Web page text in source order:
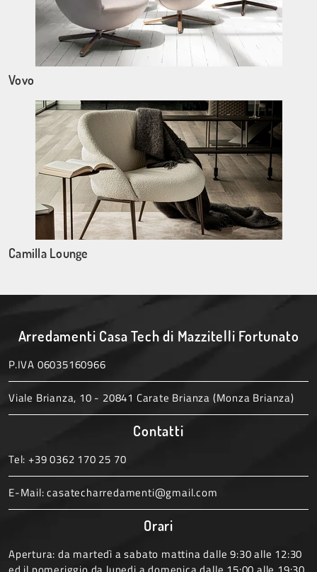
Vovo
Camilla Lounge
Arredamenti Casa Tech di Mazzitelli Fortunato
P.IVA 06035160966
Viale Brianza, 10 - 20841 Carate Brianza (Monza Brianza)
Contatti
Tel: +39 0362 170 25 70
E-Mail:casatecharredamenti@gmail.com
Orari
Apertura: da martedì a sabato mattina dalle 9:30 alle 12:30